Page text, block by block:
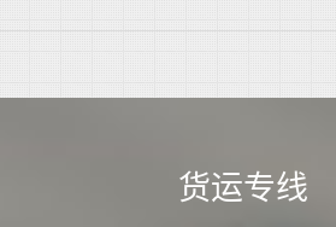
货运专线